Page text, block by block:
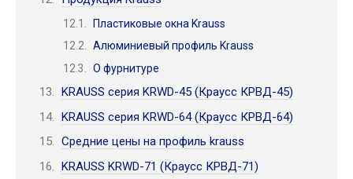
Пластиковые окна Krauss
Алюминиевый профиль Krauss
О фурнитуре
KRAUSS серия KRWD-45 (Краусс КРВД-45)
KRAUSS серия KRWD-64 (Краусс КРВД-64)
Средние цены на профиль krauss
KRAUSS KRWD-71 (Краусс КРВД-71)